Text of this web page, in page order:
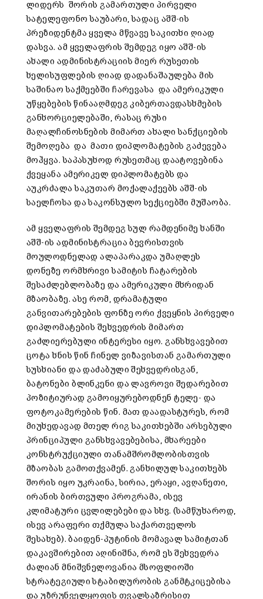
ლიდერს შორის გამართული პირველი
სატელეფონო საუბარი, სადაც აშშ-ის
პრეზიდენტმა ყველა მწვავე საკითხი ღიად
დასვა. ამ ყველაფრის შემდეგ იყო აშშ-ის
ახალი ადმინისტრაციის მიერ რუსეთის
ხელისუფლების ღიად დადანაშაულება მის
საშინაო საქმეებში ჩარევასა და ამერიკული
უწყებების წინააღმდეგ კიბერთავდასხმების
განხორციელებაში, რასაც რუსი
მაღალჩინოსნების მიმართ ახალი სანქციების
შემოღება და მათი დიპლომატების გაძევება
მოჰყვა. საპასუხოდ რუსეთმაც დაატოვებინა
ქვეყანა ამერიკელ დიპლომატებს და
აუკრძალა საკუთარ მოქალაქეებს აშშ-ის
საელჩოსა და საკონსულო სექციებში მუშაობა.
ამ ყველაფრის შემდეგ სულ რამდენიმე ხანში
აშშ-ის ადმინისტრაცია ბევრისთვის
მოულოდნელად ალაპარაკდა უმაღლეს
დონეზე ორმხრივი სამიტის ჩატარების
შესაძლებლობაზე და ამერიკული მხრიდან
მზაობაზე. ასე რომ, დრამატული
განვითარებების ფონზე ორი ქვეყნის პირველი
დიპლომატების შეხვედრის მიმართ
გაძლიერებული ინტერესი იყო. განსხვავებით
ცოტა ხნის წინ ჩინელ ვიზავისთან გამართული
სუსხიანი და დაძაბული შეხვედრისგან,
ბატონები ბლინკენი და ლავროვი შედარებით
პოზიტიურად გამოიყურებოდნენ ტელე- და
ფოტოკამერების წინ. მათ დაადასტურეს, რომ
მიუხედავად მთელ რიგ საკითხებში არსებული
პრინციპული განსხვავებებისა, მხარეები
კონსტრუქციული თანამშრომლობისთვის
მზაობას გამოთქვამენ. განხილულ საკითხებს
შორის იყო უკრაინა, სირია, ერაყი, ავღანეთი,
ირანის ბირთვული პროგრამა, ისევ
კლიმატური ცვლილებები და სხვ. (სამწუხაროდ,
ისევ არაფერი თქმულა საქართველოს
შესახებ). ბაიდენ-პუტინის მომავალ სამიტთან
დაკავშირებით აღინიშნა, რომ ეს შეხვედრა
ძალიან მნიშვნელოვანია მსოფლიოში
სტრატეგიული სტაბილურობის განმტკიცებისა
და უზრუნველყოფის თვალსაზრისით